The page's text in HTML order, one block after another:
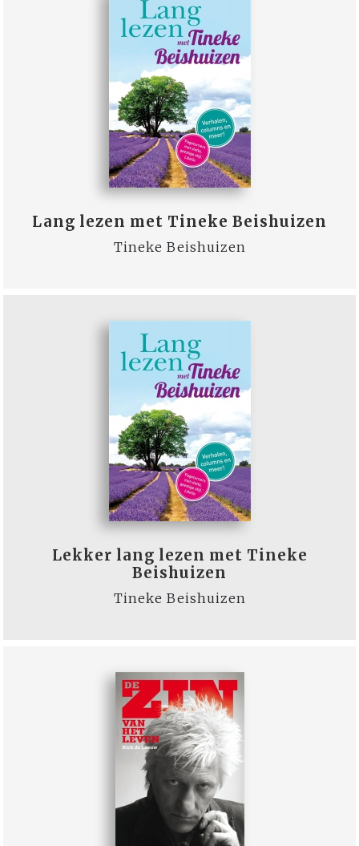
Lang lezen met Tineke Beishuizen
Tineke Beishuizen
Lekker lang lezen met Tineke
Beishuizen
Tineke Beishuizen